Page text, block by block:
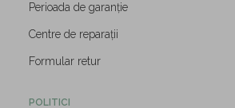
Perioada de garanție
Centre de reparații
Formular retur
POLITICI